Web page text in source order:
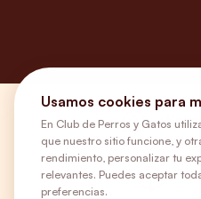
Usamos cookies para
En Club de Perros y Gatos
que nuestro sitio funcione, y
rendimiento, personalizar tu
relevantes. Puedes aceptar
preferencias.